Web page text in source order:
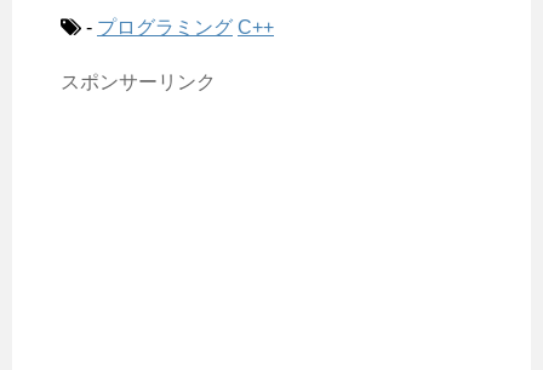
- プログラミング C++
スポンサーリンク